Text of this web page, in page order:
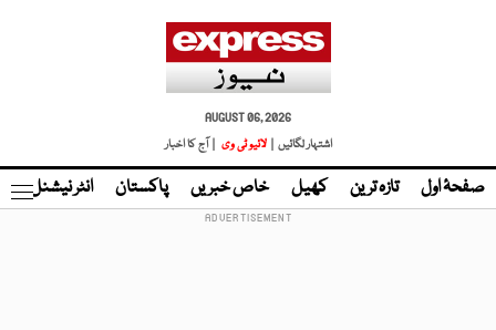
AUGUST 06, 2026
اشتہار لگائیں |
لائیو ٹی وی | آج کا اخبار
صفحۂ اول تازہ ترین کھیل خاص خبریں پاکستان انٹر نیشنل